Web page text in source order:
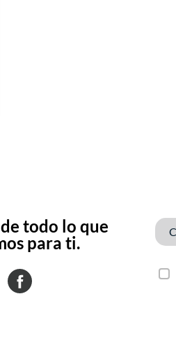
todo lo que
para ti.